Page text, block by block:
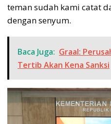
teman sudah kami catat
dengan senyum.
Baca Juga: Graal:
Tertib Akan Kena Sanksi